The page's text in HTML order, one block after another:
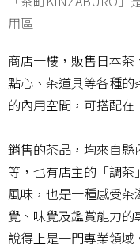
用區
商店一樓，販售日本
點心、茶道具等各種
的內用空間，可搭配在
銷售的茶品，均來自
等，也有店主的「調
風味，也是一種感受
覺、味覺及鑑賞能力的
說得上是一門專業領域